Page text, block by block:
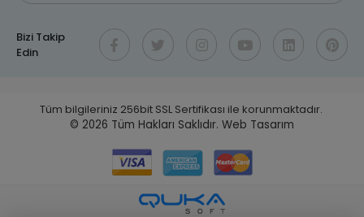
Bizi Takip
Edin
Tüm bilgileriniz 256bit SSL Sertifikası ile korunmaktadır.
© 2026 Tüm Hakları Saklıdır. Web Tasarım